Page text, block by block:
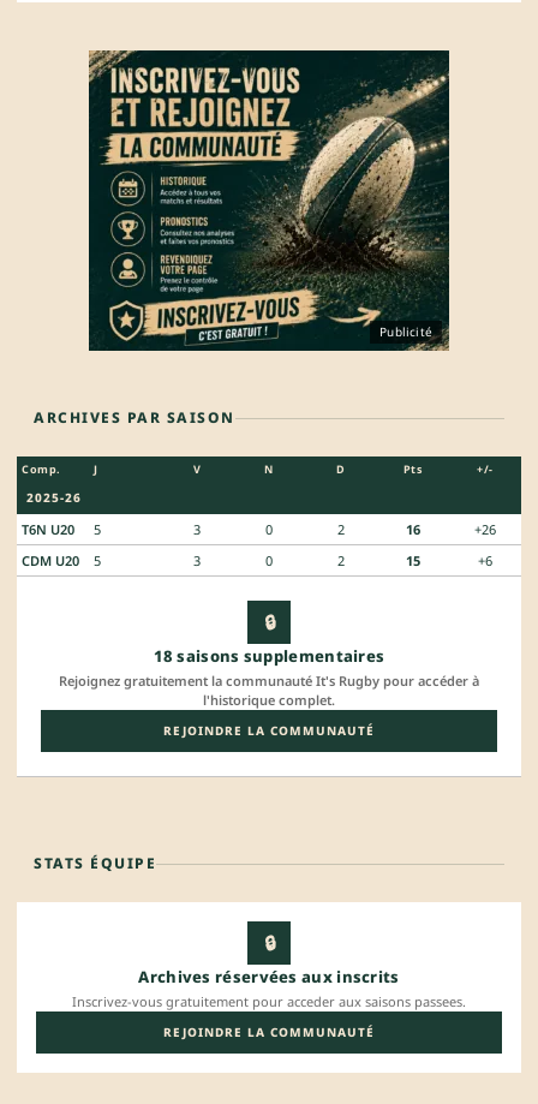
Publicité
ARCHIVES PAR SAISON
Comp. J V N D Pts +/-
2025-26
T6N U20 5 3 0 2 16
+26
CDM U20
5 3 0 2 15 +6
🔒
18 saisons supplementaires
Rejoignez gratuitement la communauté It's Rugby pour accéder à
l'historique complet.
REJOINDRE LA COMMUNAUTÉ
STATS ÉQUIPE
🔒
Archives réservées aux inscrits
Inscrivez-vous gratuitement pour acceder aux saisons passees.
REJOINDRE LA COMMUNAUTÉ